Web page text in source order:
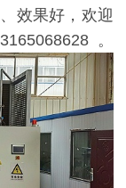
效果好，欢迎
。